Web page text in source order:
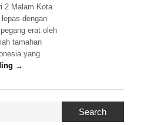
2 Malam Kota
dengan
erat oleh
tamahan
yang
→
Search